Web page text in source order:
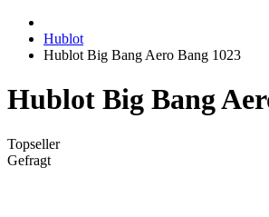
Hublot
Hublot Big Bang Aero Bang 1023
Hublot Big Bang
Topseller
Gefragt